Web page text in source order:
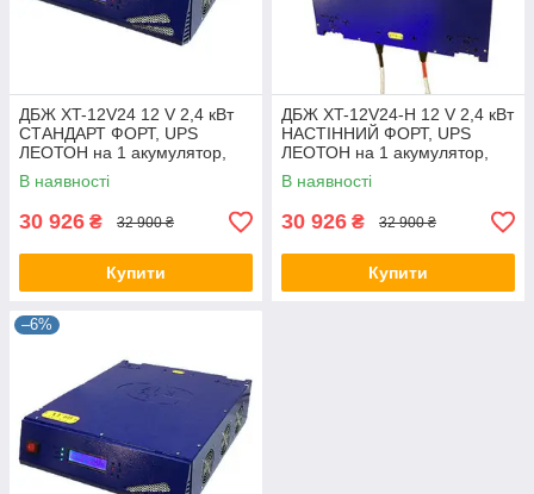
ДБЖ XT-12V24 12 V 2,4 кВт
СТАНДАРТ ФОРТ, UPS
ЛЕОТОН на 1 акумулятор,
джерело безперебійного
живлення ГАЛС-С
В наявності
30 926 ₴ 32 900 ₴
Купити
ДБЖ XT-12V24-Н 12 V 2,4 кВт
НАСТІННИЙ ФОРТ, UPS
ЛЕОТОН на 1 акумулятор,
джерело безперебійного
живлення ГАЛС-С
В наявності
30 926 ₴ 32 900 ₴
Купити
–6%